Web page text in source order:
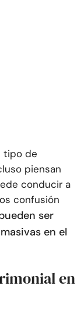
tipo de
piensan
conducir a
confusión
ser
en el
en